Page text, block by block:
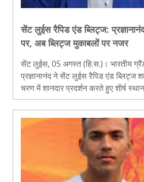
सेंट लुईस रैपिड एंड ब्लिट्ज:
पर, अब ब्लिट्ज मुकाबलों पर नजर
सेंट लुईस, 05 अगस्त (हि.स.)। भारतीय ग्रैंडमास्टर आर.
प्रज्ञानानंद ने सेंट लुईस रैपिड एंड ब्लिट्ज
चरण में शानदार प्रदर्शन करते हुए शीर्ष
राउंड के बाद उन्होंने संभावित 18 में से 12